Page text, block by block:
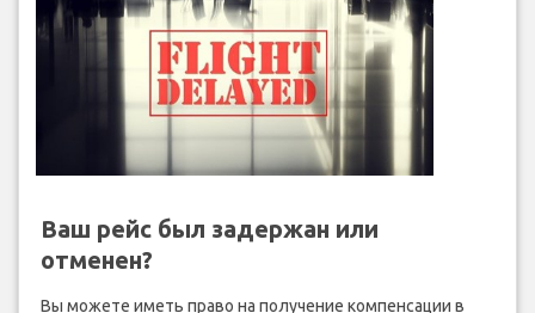
Ваш рейс был задержан или
отменен?
Вы можете иметь право на получение компенсации в